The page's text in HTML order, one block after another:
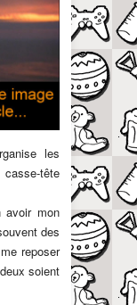
les
tête
avoir mon
des
reposer
soient